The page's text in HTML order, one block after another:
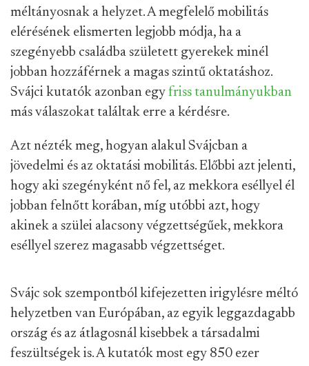
méltányosnak a helyzet. A megfelelő mobilitás
elérésének elismerten legjobb módja, ha a
szegényebb családba született gyerekek minél
jobban hozzáférnek a magas szintű oktatáshoz.
Svájci kutatók azonban egy friss tanulmányukban
más válaszokat találtak erre a kérdésre.
Azt nézték meg, hogyan alakul Svájcban a
jövedelmi és az oktatási mobilitás. Előbbi azt jelenti,
hogy aki szegényként nő fel, az mekkora eséllyel él
jobban felnőtt korában, míg utóbbi azt, hogy
akinek a szülei alacsony végzettségűek, mekkora
eséllyel szerez magasabb végzettséget.
Svájc sok szempontból kifejezetten irigylésre méltó
helyzetben van Európában, az egyik leggazdagabb
ország és az átlagosnál kisebbek a társadalmi
feszültségek is. A kutatók most egy 850 ezer